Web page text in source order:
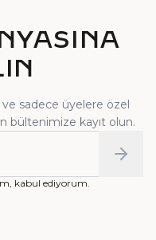
sadece üyelere özel
bültenimize kayıt olun.
kabul ediyorum.